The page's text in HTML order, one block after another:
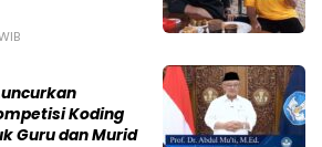
Koding
Guru dan Murid